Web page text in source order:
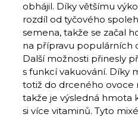
obhájil. Díky většímu
rozdíl od tyčového
semena, takže se začal
na přípravu populárních
Další možnosti přinesly
s funkcí vakuování. Díky
totiž do drceného ovoce
takže je výsledná hmota
si více vitaminů. Tyto